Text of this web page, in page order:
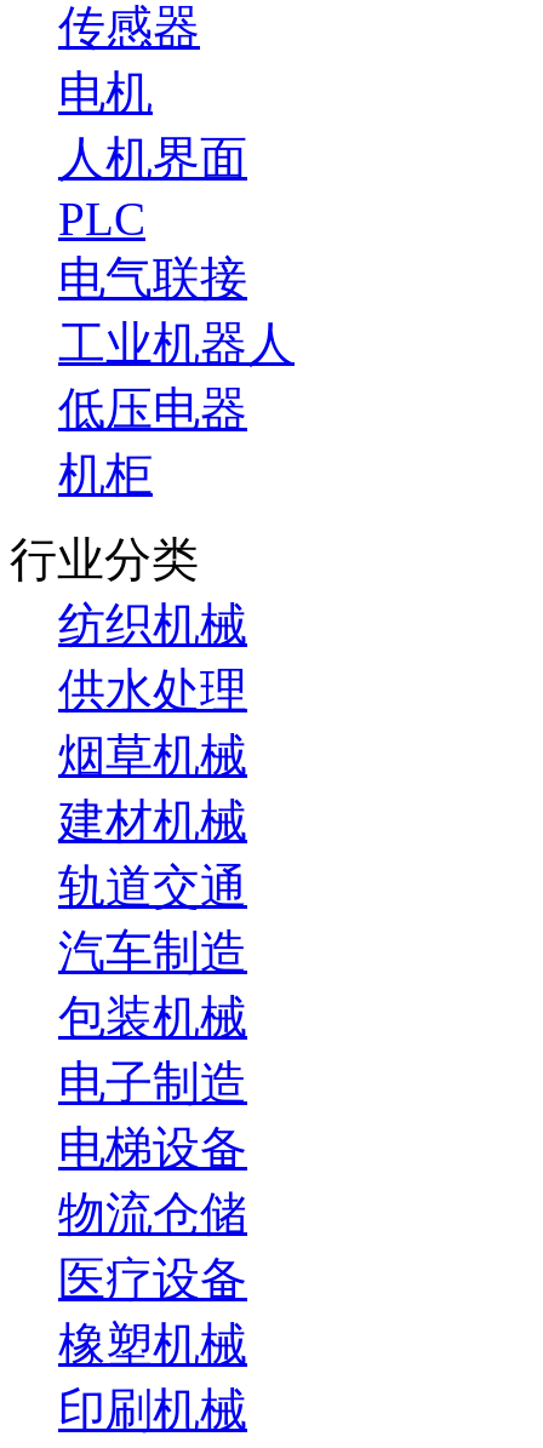
传感器
电机
人机界面
PLC
电气联接
工业机器人
低压电器
机柜
行业分类
纺织机械
供水处理
烟草机械
建材机械
轨道交通
汽车制造
包装机械
电子制造
电梯设备
物流仓储
医疗设备
橡塑机械
印刷机械